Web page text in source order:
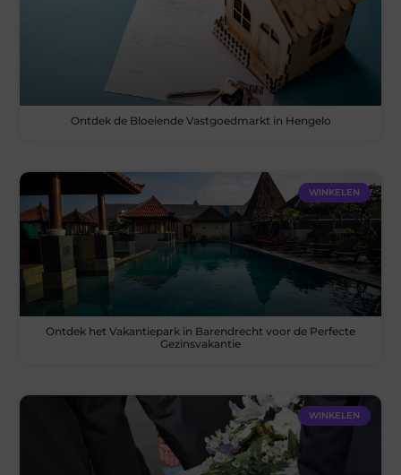
Ontdek de Bloeiende Vastgoedmarkt in Hengelo
WINKELEN
Ontdek het Vakantiepark in Barendrecht voor de Perfecte
Gezinsvakantie
WINKELEN